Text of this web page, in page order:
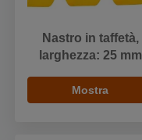
Nastro in taffetà,
larghezza: 25 mm
Mostra